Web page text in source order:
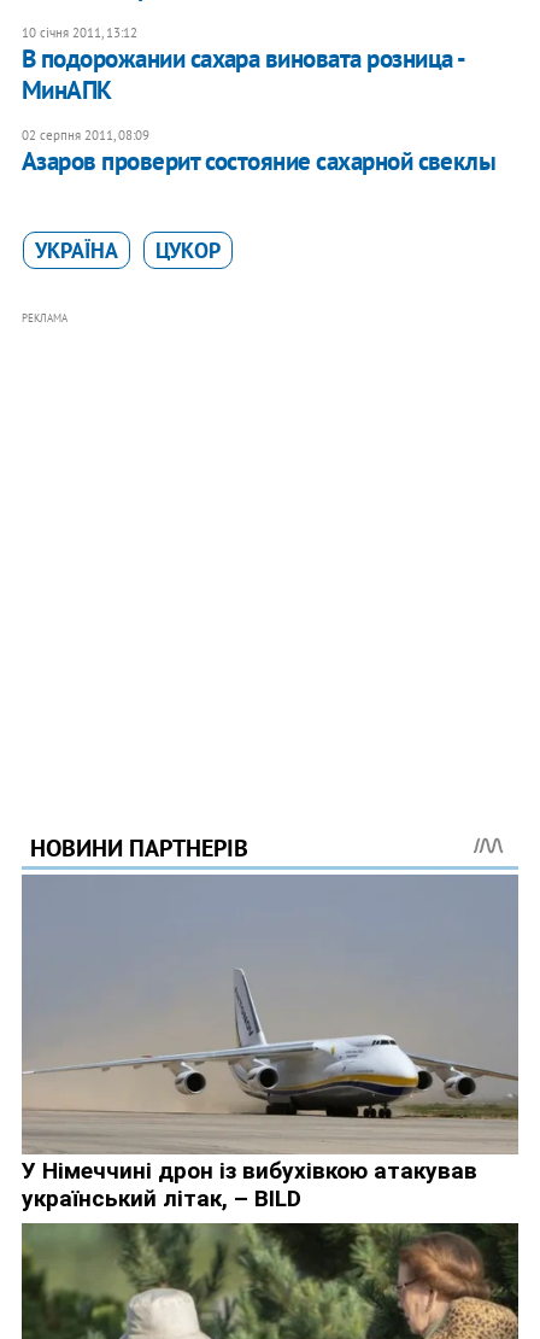
10 січня 2011, 13:12
В подорожании сахара виновата розница -
МинАПК
02 серпня 2011, 08:09
Азаров проверит состояние сахарной свеклы
УКРАЇНА ЦУКОР
РЕКЛАМА